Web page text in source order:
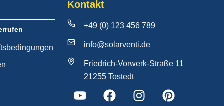
Kontakt
+49 (0) 123 456 789
info@solarventi.de
Friedrich-Vorwerk-Straße 11
21255 Tostedt